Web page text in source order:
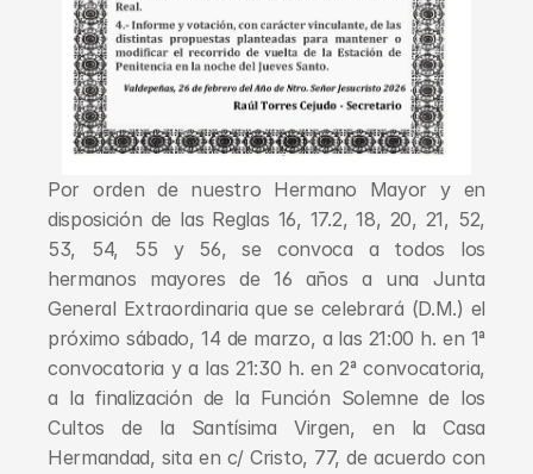
Por orden de nuestro Hermano Mayor y en
disposición de las Reglas 16, 17.2, 18, 20, 21, 52,
53, 54, 55 y 56, se convoca a todos los
hermanos mayores de 16 años a una Junta
General Extraordinaria que se celebrará (D.M.) el
próximo sábado, 14 de marzo, a las 21:00 h. en 1ª
convocatoria y a las 21:30 h. en 2ª convocatoria,
a la finalización de la Función Solemne de los
Cultos de la Santísima Virgen, en la Casa
Hermandad, sita en c/ Cristo, 77, de acuerdo con